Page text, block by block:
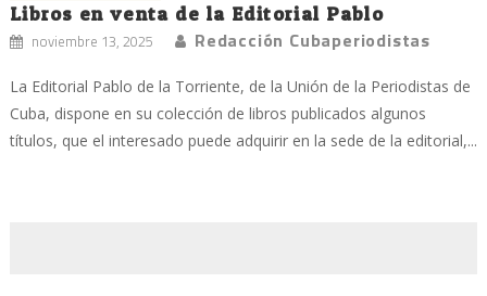
Libros en venta de la Editorial Pablo
noviembre 13, 2025 Redacción Cubaperiodistas
La Editorial Pablo de la Torriente, de la Unión de la Periodistas de
Cuba, dispone en su colección de libros publicados algunos
títulos, que el interesado puede adquirir en la sede de la editorial,...